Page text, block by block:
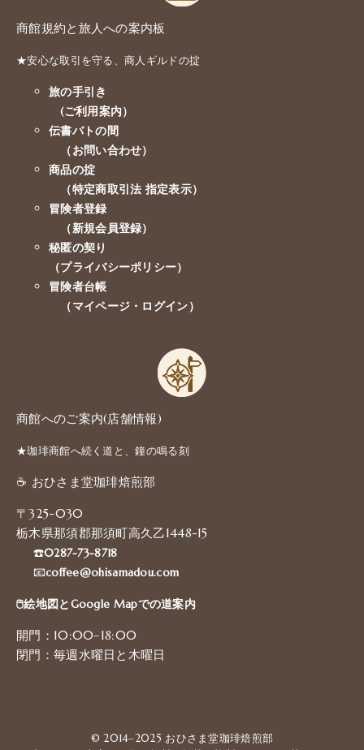
商館規約と旅人への案内板
★安心な取引を守る、商人ギルドの掟
旅の手引き
(ご利用案内）
伝書バトの間
（お問い合わせ）
商品の掟
（特定商取引法 指定表示）
冒険者登録
（新規会員登録）
秘匿の契り
（プライバシーポリシー）
冒険者台帳
（マイページ・ログイン）
商館へのご案内(店舗情報)
★珈琲商館へ続く道と、鐘の鳴る刻
☕️ おひさま堂珈琲焙煎部
〒325-030
栃木県那須郡那須町高久乙1448-15
☎️0287-73-8718
📧coffee@ohisamadou.com
🖱️絵地図とGoogle Mapでの道案内
開門：10:00–18:00
閉門：毎週水曜日と木曜日
© 2014–2025 おひさま堂珈琲焙煎部